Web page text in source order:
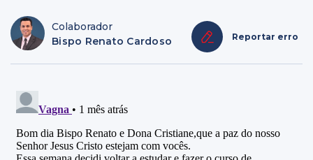
Colaborador
Bispo Renato Cardoso
Reportar erro